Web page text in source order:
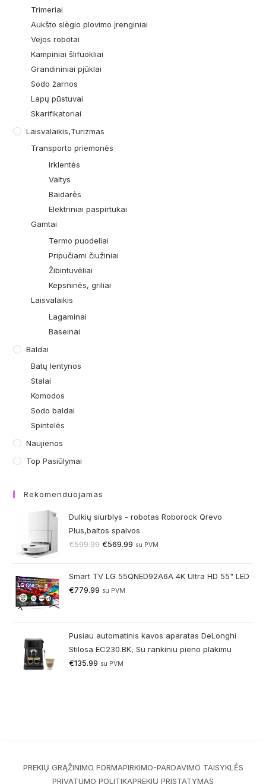
Trimeriai
Aukšto slėgio plovimo įrenginiai
Vejos robotai
Kampiniai šlifuokliai
Grandininiai pjūklai
Sodo žarnos
Lapų pūstuvai
Skarifikatoriai
Laisvalaikis,turizmas
Transporto priemonės
Irklentės
Valtys
Baidarės
Elektriniai paspirtukai
Gamtai
Termo puodeliai
Pripučiami čiužiniai
Žibintuvėliai
Kepsninės, griliai
Laisvalaikis
Lagaminai
Baseinai
Baldai
Batų lentynos
Stalai
Komodos
Sodo baldai
Spintelės
Naujienos
Top Pasiūlymai
Rekomenduojamas
Dulkių siurblys - robotas Roborock Qrevo
Plus,baltos spalvos
€599.99 €569.99 su PVM
Smart TV LG 55QNED92A6A 4K Ultra HD 55" LED
€779.99 su PVM
Pusiau automatinis kavos aparatas DeLonghi
Stilosa EC230.BK, Su rankiniu pieno plakimu
€135.99 su PVM
PREKIŲ GRĄŽINIMO FORMAPIRKIMO-PARDAVIMO TAISYKLĖS
PRIVATUMO POLITIKAPREKIŲ PRISTATYMAS